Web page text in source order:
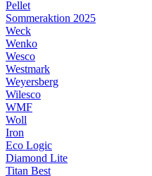
Pellet
Sommeraktion 2025
Weck
Wenko
Wesco
Westmark
Weyersberg
Wilesco
WMF
Woll
Iron
Eco Logic
Diamond Lite
Titan Best